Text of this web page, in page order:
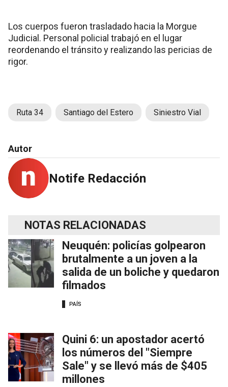
Los cuerpos fueron trasladado hacia la Morgue
Judicial. Personal policial trabajó en el lugar
reordenando el tránsito y realizando las pericias de
rigor.
Ruta 34 Santiago del Estero Siniestro Vial
Autor
Notife Redacción
NOTAS RELACIONADAS
Neuquén: policías golpearon
brutalmente a un joven a la
salida de un boliche y quedaron
filmados
PAÍS
Quini 6: un apostador acertó
los números del "Siempre
Sale" y se llevó más de $405
millones